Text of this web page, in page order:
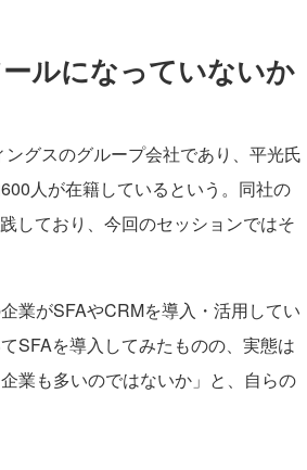
ルになっていないか
グスのグループ会社であり、平光氏
人が在籍しているという。同社の
しており、今回のセッションではそ
業がSFAやCRMを導入・活用してい
SFAを導入してみたものの、実態は
業も多いのではないか」と、自らの